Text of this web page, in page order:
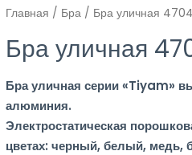
Главная / Бра/ Бра уличная
Бра уличная
Бра уличная серии «Tiyam»
алюминия.
Электростатическая
цветах: черный, белый, медь,